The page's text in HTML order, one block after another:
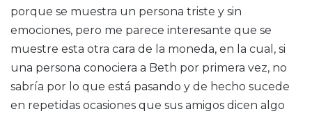
porque se muestra un persona triste y sin
emociones, pero me parece interesante que se
muestre esta otra cara de la moneda, en la cual, si
una persona conociera a Beth por primera vez, no
sabría por lo que está pasando y de hecho sucede
en repetidas ocasiones que sus amigos dicen algo